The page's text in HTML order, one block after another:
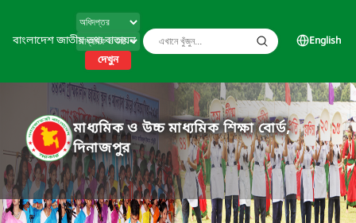
বাংলাদেশ জাতীয় তথ্য বাতায়ন
দেখুন
English
মাধ্যমিক ও উচ্চ মাধ্যমিক শিক্ষা বোর্ড,
দিনাজপুর